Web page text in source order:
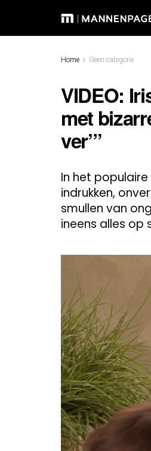
Home Geen categorie
VIDEO:
met
ver’”
In het
indrukken,
smullen van
ineens alles op